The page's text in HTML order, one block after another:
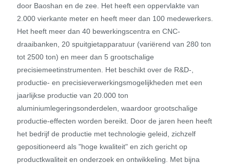
door Baoshan en de zee. Het heeft een oppervlakte van
2.000 vierkante meter en heeft meer dan 100 medewerkers.
Het heeft meer dan 40 bewerkingscentra en CNC-
draaibanken, 20 spuitgietapparatuur (variërend van 280 ton
tot 2500 ton) en meer dan 5 grootschalige
precisiemeetinstrumenten. Het beschikt over de R&D-,
productie- en precisieverwerkingsmogelijkheden met een
jaarlijkse productie van 20.000 ton
aluminiumlegeringsonderdelen, waardoor grootschalige
productie-effecten worden bereikt. Door de jaren heen heeft
het bedrijf de productie met technologie geleid, zichzelf
gepositioneerd als "hoge kwaliteit" en zich gericht op
productkwaliteit en onderzoek en ontwikkeling. Met bijna